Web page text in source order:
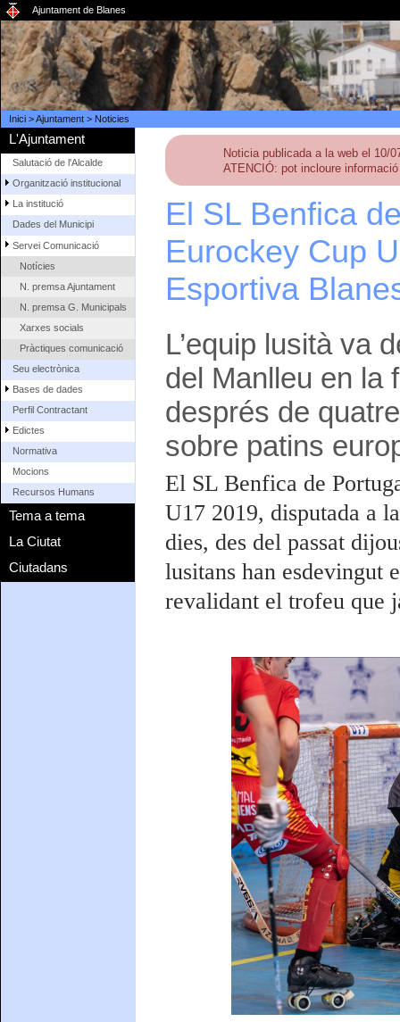
Ajuntament de Blanes
Inici>Ajuntament> Noticies
L'Ajuntament
Salutació de l'Alcalde
Organització institucional
La institució
Dades del Municipi
Servei Comunicació
Notícies
N. premsa Ajuntament
N. premsa G. Municipals
Xarxes socials
Pràctiques comunicació
Seu electrònica
Bases de dades
Perfil Contractant
Edictes
Normativa
Mocions
Recursos Humans
Tema a tema
La Ciutat
Ciutadans
Noticia publicada a la web el 10/
ATENCIÓ: pot incloure
El SL Benfica
Eurockey Cup
Esportiva
L’equip lusità va
del Manlleu en la
després de
sobre patins
El SL Benfica de
U17 2019, disputada a
dies, des del passat
lusitans han esdevingut
revalidant el trofeu que